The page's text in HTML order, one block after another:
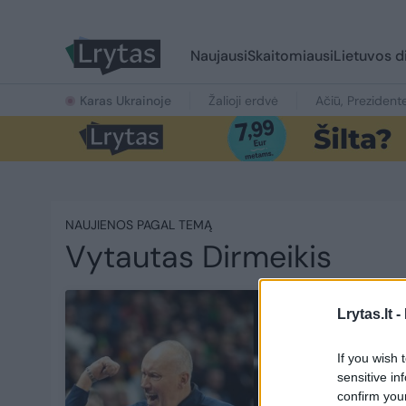
Lrytas.lt -
If you wish
sensitive
confirm
NaujausiSkaitomiausiLietuvos
Karas Ukrainoje Žalioji erdvė Ačiū,
NAUJIENOS PAGAL TEMĄ
Vytautas Dirmeikis